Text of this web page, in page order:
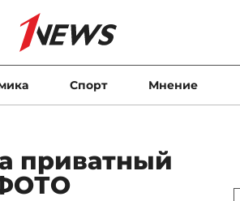
Спорт Мнение
приватный